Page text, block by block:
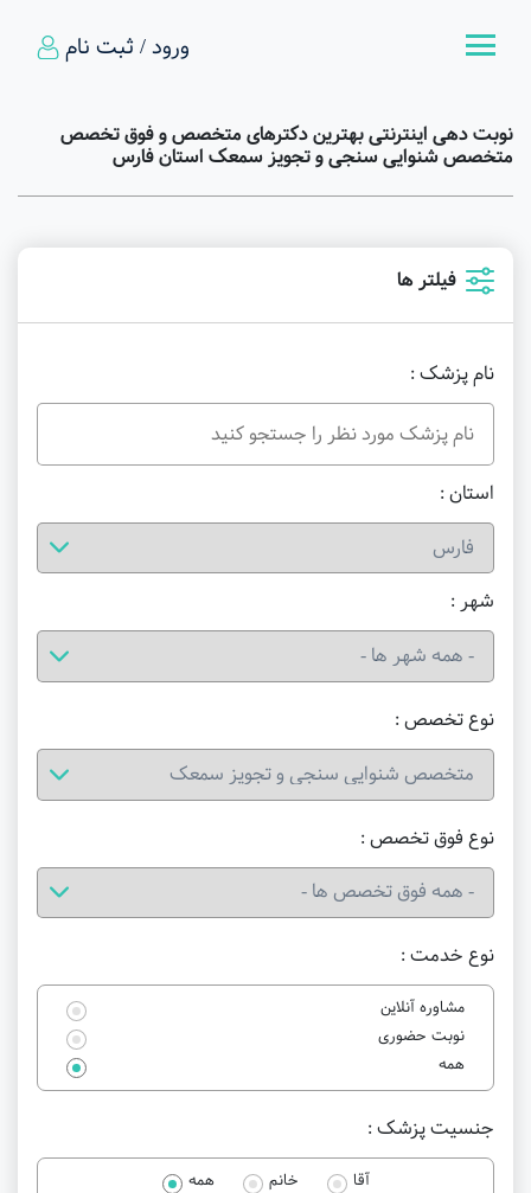
ورود / ثبت نام
نوبت دهی اینترنتی بهترین دکترهای متخصص و فوق تخصص
متخصص شنوایی سنجی و تجویز سمعک استان فارس
فیلتر ها
نام پزشک :
استان :
شهر :
نوع خدمت :
مشاوره آنلاین
نوبت حضوری
همه
نوع تخصص :
نوع فوق تخصص :
جنسیت پزشک :
آقا خانم همه